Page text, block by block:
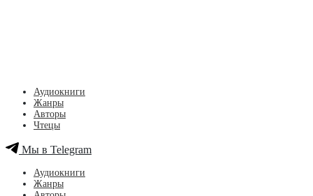
Аудиокниги
Жанры
Авторы
Чтецы
Мы в Telegram
Аудиокниги
Жанры